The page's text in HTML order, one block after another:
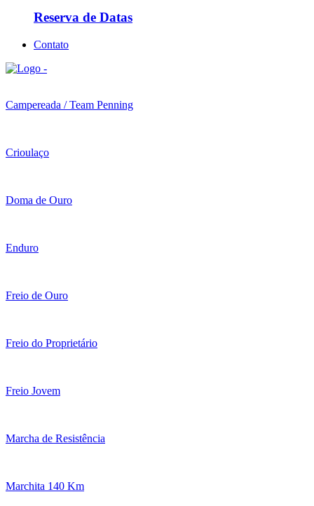
Reserva de Datas
Contato
Campereada / Team Penning
Crioulaço
Doma de Ouro
Enduro
Freio de Ouro
Freio do Proprietário
Freio Jovem
Marcha de Resistência
Marchita 140 Km